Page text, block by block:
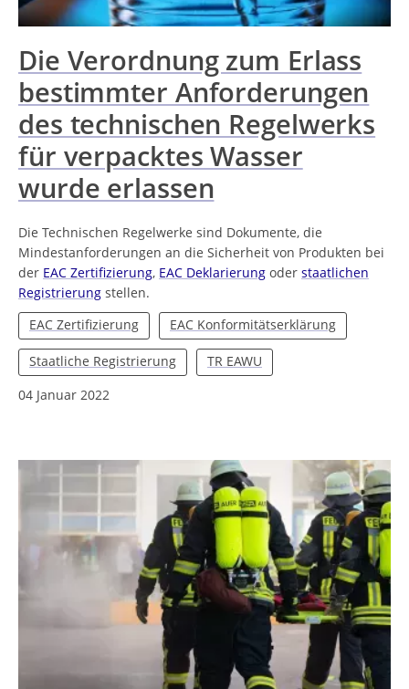
Die Verordnung zum Erlass
bestimmter Anforderungen
des technischen Regelwerks
für verpacktes Wasser
wurde erlassen
Die Technischen Regelwerke sind Dokumente, die
Mindestanforderungen an die Sicherheit von Produkten bei
der EAC Zertifizierung, EAC Deklarierung oder staatlichen
Registrierung stellen.
EAC Zertifizierung
EAC Konformitätserklärung
Staatliche Registrierung
TR EAWU
04 Januar 2022